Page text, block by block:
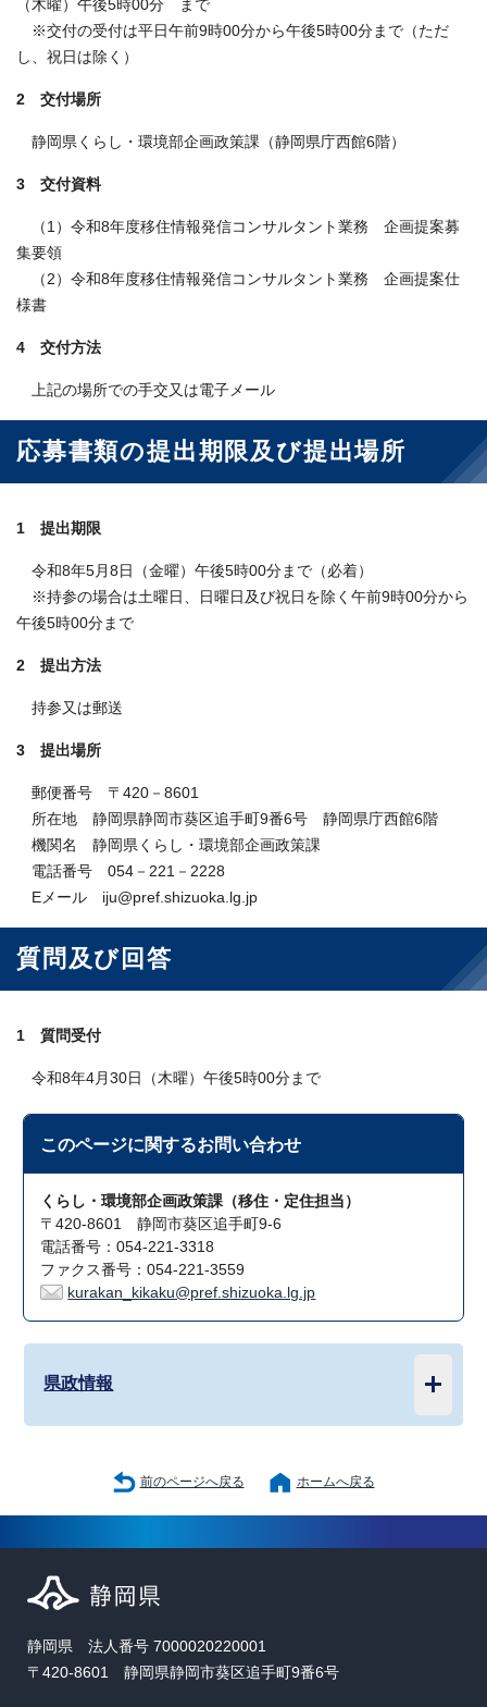
（木曜）午後5時00分 まで
※交付の受付は平日午前9時00分から午後5時00分まで（ただ
し、祝日は除く）
2 交付場所
静岡県くらし・環境部企画政策課（静岡県庁西館6階）
3 交付資料
（1）令和8年度移住情報発信コンサルタント業務 企画提案募
集要領
（2）令和8年度移住情報発信コンサルタント業務 企画提案仕
様書
4 交付方法
上記の場所での手交又は電子メール
応募書類の提出期限及び提出場所
1 提出期限
令和8年5月8日（金曜）午後5時00分まで（必着）
※持参の場合は土曜日、日曜日及び祝日を除く午前9時00分から
午後5時00分まで
2 提出方法
持参又は郵送
3 提出場所
郵便番号 〒420－8601
所在地 静岡県静岡市葵区追手町9番6号 静岡県庁西館6階
機関名 静岡県くらし・環境部企画政策課
電話番号 054－221－2228
Eメール iju@pref.shizuoka.lg.jp
質問及び回答
1 質問受付
令和8年4月30日（木曜）午後5時00分まで
このページに関するお問い合わせ
くらし・環境部企画政策課（移住・定住担当）
〒420-8601 静岡市葵区追手町9-6
電話番号：054-221-3318
ファクス番号：054-221-3559
kurakan_kikaku@pref.shizuoka.lg.jp
県政情報
前のページへ戻る ホームへ戻る
静岡県 法人番号 7000020220001
〒420-8601 静岡県静岡市葵区追手町9番6号